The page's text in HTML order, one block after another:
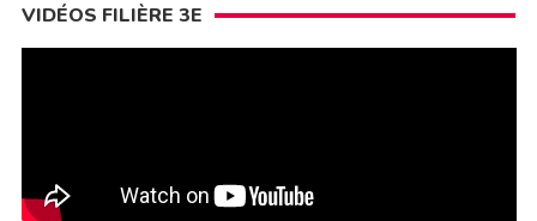
VIDÉOS FILIÈRE 3E